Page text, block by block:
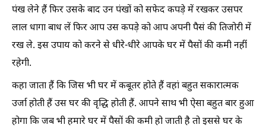
पंख लेने हैं फिर उसके बाद उन पंखों को सफेद कपड़े में रखकर उसपर
लाल धागा बाध लें फिर आप उस कपड़े को आप अपनी पैसं की तिजोरी में
रख ले. इस उपाय को करने से धीरे-धीरे आपके घर में पैसों की कमी नहीं
रहेगी.
कहा जाता हैं कि जिस भी घर में कबूतर होते हैं वहां बहुत सकारात्मक
उर्जा होती हैं उस घर की वृद्धि होती हैं. आपने साथ भी ऐसा बहुत बार हुआ
होगा कि जब भी हमारे घर में पैसों की कमी हो जाती है तो इससे घर के